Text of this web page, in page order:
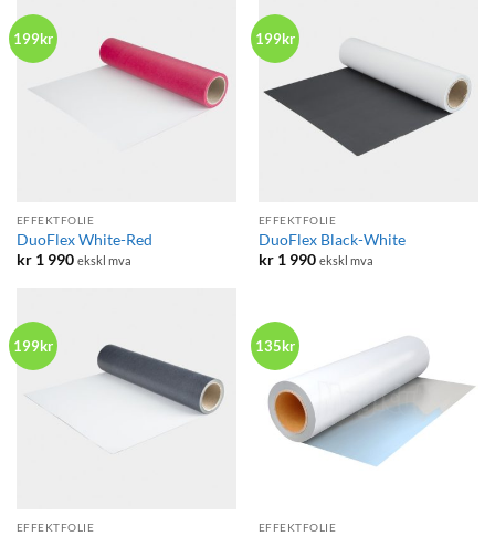
199kr
EFFEKTFOLIE
DuoFlex White-Red
kr1 990 ekskl mva
199kr
EFFEKTFOLIE
DuoFlex Black-White
kr1 990 ekskl mva
199kr
EFFEKTFOLIE
135kr
EFFEKTFOLIE